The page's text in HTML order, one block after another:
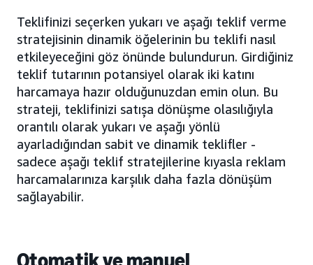
Teklifinizi seçerken yukarı ve aşağı teklif verme
stratejisinin dinamik öğelerinin bu teklifi nasıl
etkileyeceğini göz önünde bulundurun. Girdiğiniz
teklif tutarının potansiyel olarak iki katını
harcamaya hazır olduğunuzdan emin olun. Bu
strateji, teklifinizi satışa dönüşme olasılığıyla
orantılı olarak yukarı ve aşağı yönlü
ayarladığından sabit ve dinamik teklifler -
sadece aşağı teklif stratejilerine kıyasla reklam
harcamalarınıza karşılık daha fazla dönüşüm
sağlayabilir.